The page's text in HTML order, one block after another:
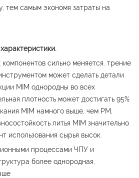
тем самым экономя затраты на
сильно меняется. трение
может сделать детали
MIM однородны во всех
плотность может достигать 95%
MIM намного выше, чем PM,
литья MIM значительно
использования сырья высок.
процессами ЧПУ и
более однородная,